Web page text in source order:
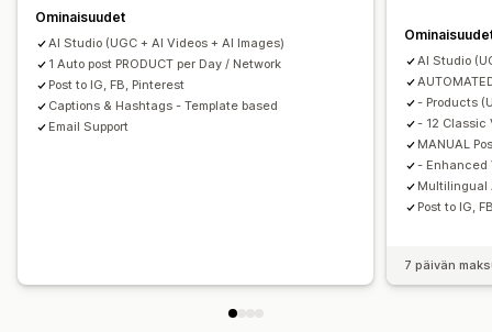
Ominaisuudet
AI Studio (UGC + AI Videos + AI Images)
1 Auto post PRODUCT per Day / Network
Post to IG, FB, Pinterest
Captions & Hashtags - Template based
Email Support
AI Studio
- Products
- 12 Classic
MANUAL
- Enhanced
Multilingual
Post to IG,
7 päivän